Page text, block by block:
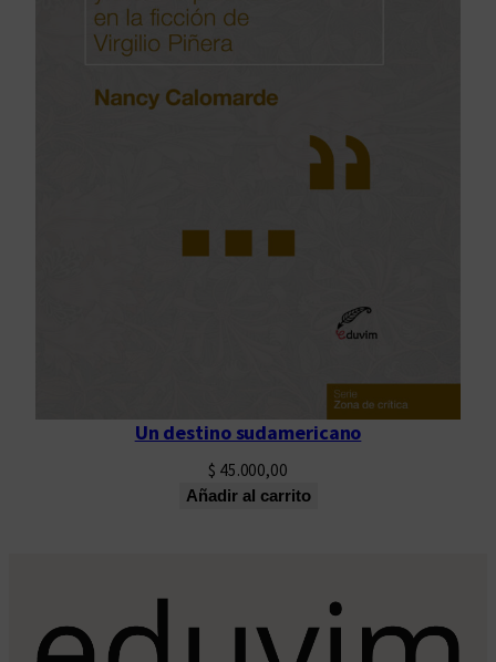
Un destino sudamericano
$ 45.000,00
Añadir al carrito